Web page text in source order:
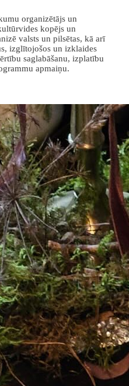
organizētājs un
kopējs un
valsts un pilsētas, kā arī
izglītojošos un izklaides
saglabāšanu, izplatību
apmaiņu.